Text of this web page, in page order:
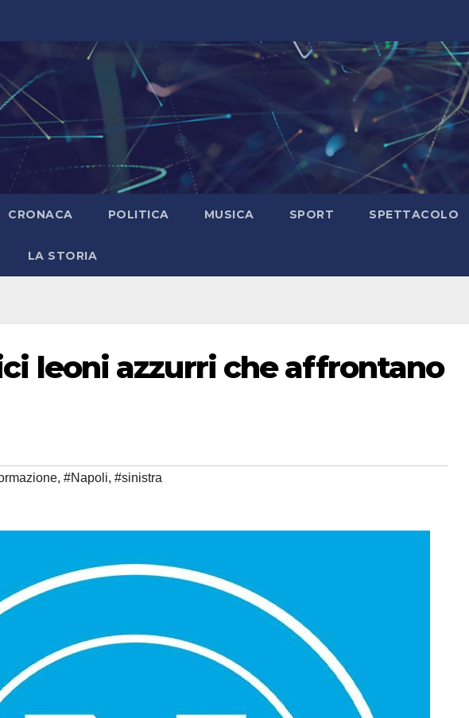
CRONACA POLITICA MUSICA SPORT SPETTACOLO
LA STORIA
leoni azzurri che affrontano
, #Napoli, #sinistra